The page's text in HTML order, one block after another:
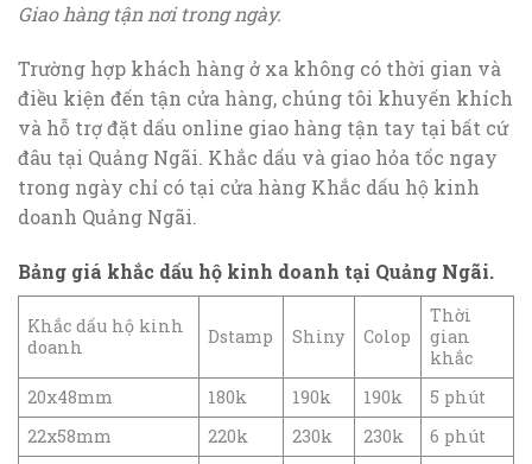
Giao hàng tận nơi trong ngày.
Trường hợp khách hàng ở xa không có thời gian và
điều kiện đến tận cửa hàng, chúng tôi khuyến khích
và hỗ trợ đặt dấu online giao hàng tận tay tại bất cứ
đâu tại Quảng Ngãi. Khắc dấu và giao hỏa tốc ngay
trong ngày chỉ có tại cửa hàng Khắc dấu hộ kinh
doanh Quảng Ngãi.
Bảng giá khắc dấu hộ kinh doanh tại Quảng Ngãi.
Khắc dấu hộ kinh
doanh
Dstamp Shiny Colop
Thời
gian
khắc
20x48mm
180k 190k 190k
5 phút
22x58mm
220k 230k 230k
6 phút